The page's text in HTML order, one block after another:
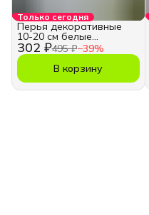
Только сегодня
302 ₽495 ₽−39%
Перья декоративные
10-20 см белые
натуральные
В корзину